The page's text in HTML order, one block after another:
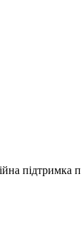
підтримка